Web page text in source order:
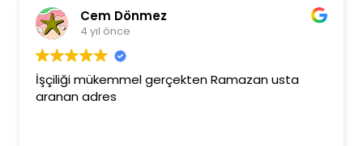
Cem Dönmez
4 yıl önce
İşçiliği mükemmel gerçekten Ramazan usta
aranan adres